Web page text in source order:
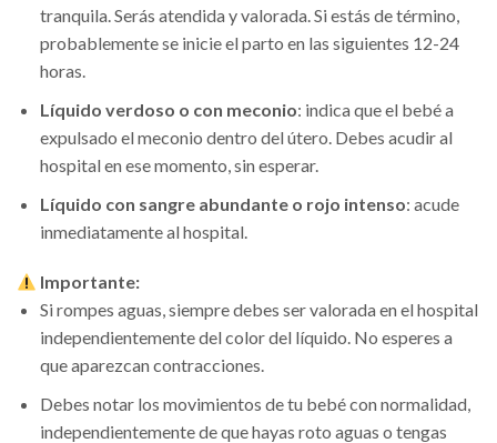
tranquila. Serás atendida y valorada. Si estás de término,
probablemente se inicie el parto en las siguientes 12-24
horas.
Líquido verdoso o con meconio: indica que el bebé a
expulsado el meconio dentro del útero. Debes acudir al
hospital en ese momento, sin esperar.
Líquido con sangre abundante o rojo intenso: acude
inmediatamente al hospital.
Importante:
Si rompes aguas, siempre debes ser valorada en el hospital
independientemente del color del líquido. No esperes a
que aparezcan contracciones.
Debes notar los movimientos de tu bebé con normalidad,
independientemente de que hayas roto aguas o tengas